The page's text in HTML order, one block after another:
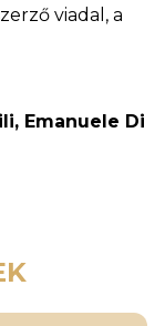
viadal, a
Emanuele Di